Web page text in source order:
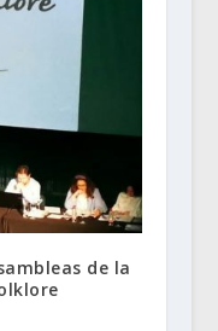
de la